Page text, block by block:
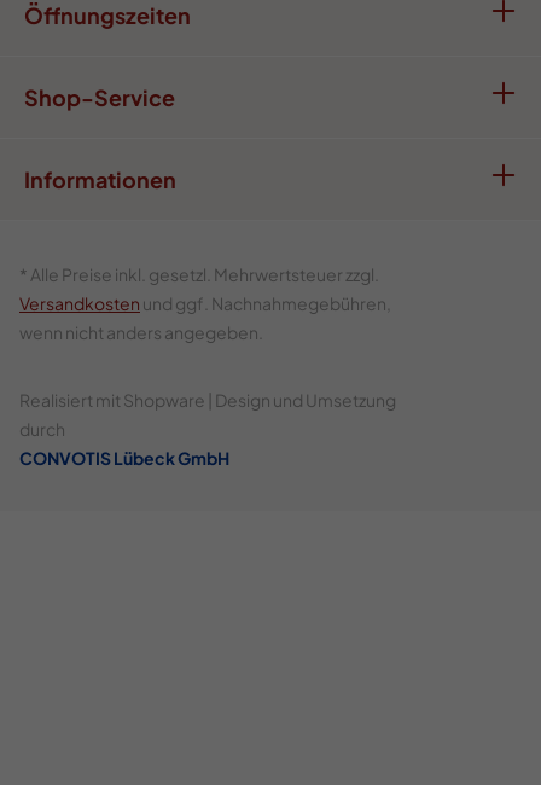
Öffnungszeiten
Shop-Service
Informationen
* Alle Preise inkl. gesetzl. Mehrwertsteuer zzgl.
Versandkosten und ggf. Nachnahmegebühren,
wenn nicht anders angegeben.
Realisiert mit Shopware | Design und Umsetzung
durch
CONVOTIS Lübeck GmbH